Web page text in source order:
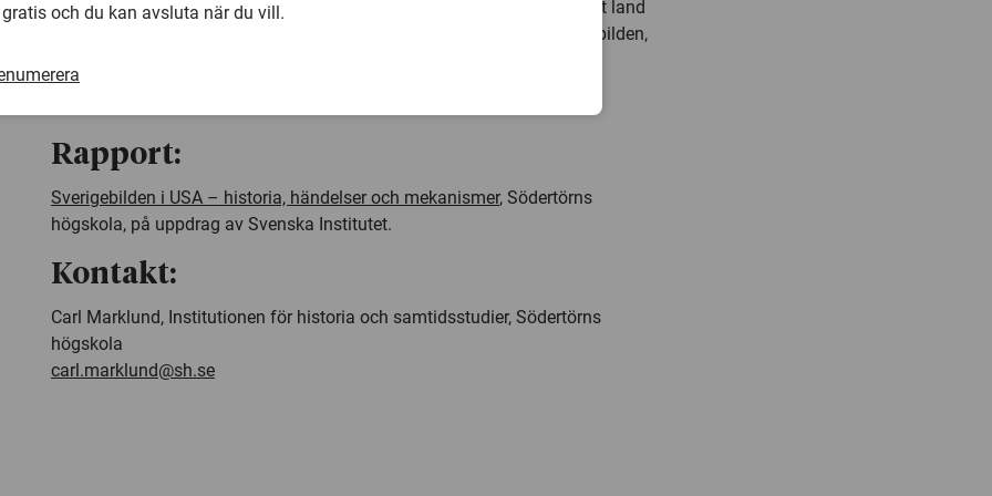
– Men såväl då som nu överväger den i grunden positiva bilden. När ett land
målas ut som utopi blir det också attraktivt att hitta det som går emot bilden,
Rapport:
Sverigebilden i USA – historia, händelser och mekanismer, Södertörns
högskola, på uppdrag av Svenska Institutet.
Kontakt:
Carl Marklund, Institutionen för historia och samtidsstudier, Södertörns
högskola
carl.marklund@sh.se
gratis och du kan avsluta när du vill.